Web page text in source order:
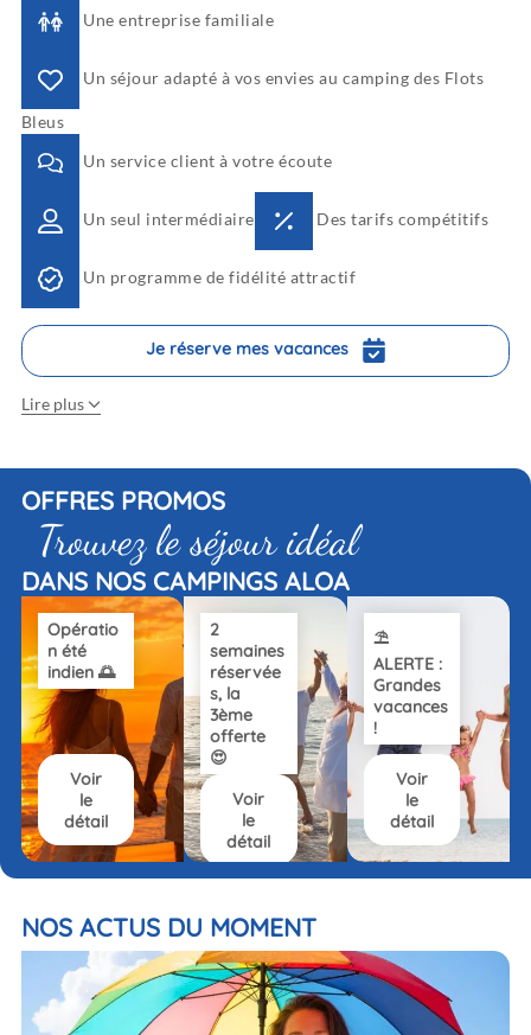
Une entreprise familiale
Un séjour adapté à vos envies au camping des Flots
Bleus
Un service client à votre écoute
Un seul intermédiaire Des tarifs compétitifs
Un programme de fidélité attractif
Je réserve mes vacances
Lire plus
OFFRES PROMOS
Trouvez le séjour idéal
DANS NOS CAMPINGS ALOA
Opératio
n été
indien 🌅
Voir
le
détail
2
semaines
réservée
s, la
3ème
offerte
😍
Voir
le
détail
⛱️
ALERTE :
Grandes
vacances
!
Voir
le
détail
NOS ACTUS DU MOMENT